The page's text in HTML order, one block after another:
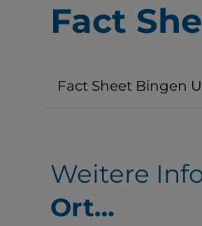
Fact
Fact Sheet Bingen
Weitere
Ort…